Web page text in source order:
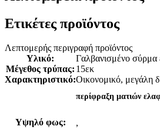
Ετικέτες προϊόντος
Λεπτομερής περιγραφή προϊόντος
Υλικό:
Γαλβανισμένο σύρμα
Μέγεθος τρύπας: 15εκ
Χαρακτηριστικό:Οικονομικό, μεγάλη
Υψηλό φως:
περίφραξη ματιών
,